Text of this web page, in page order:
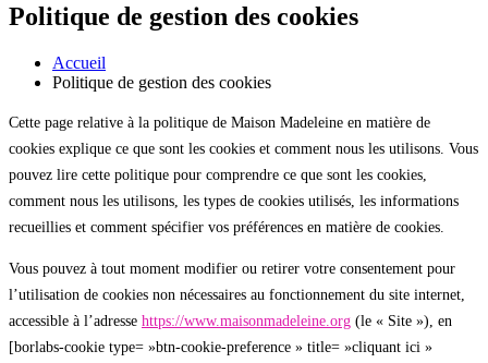
Politique de gestion des cookies
Accueil
Politique de gestion des cookies
Cette page relative à la politique de Maison Madeleine en matière de
cookies explique ce que sont les cookies et comment nous les utilisons. Vous
pouvez lire cette politique pour comprendre ce que sont les cookies,
comment nous les utilisons, les types de cookies utilisés, les informations
recueillies et comment spécifier vos préférences en matière de cookies.
Vous pouvez à tout moment modifier ou retirer votre consentement pour
l’utilisation de cookies non nécessaires au fonctionnement du site internet,
accessible à l’adresse https://www.maisonmadeleine.org (le « Site »), en
[borlabs-cookie type= »btn-cookie-preference » title= »cliquant ici »